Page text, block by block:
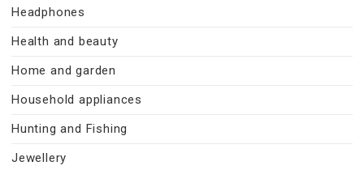
Headphones
Health and beauty
Home and garden
Household appliances
Hunting and Fishing
Jewellery